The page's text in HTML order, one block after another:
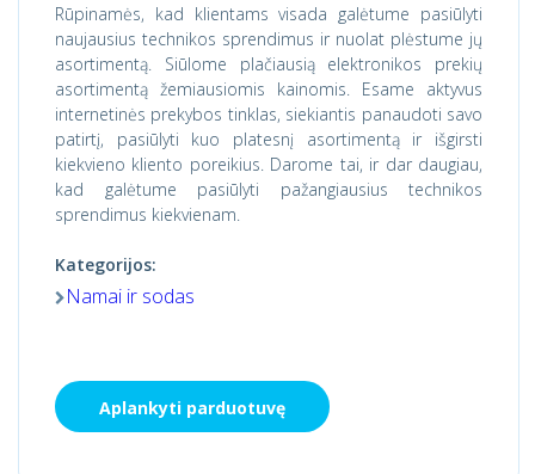
Rūpinamės, kad klientams visada galėtume pasiūlyti
naujausius technikos sprendimus ir nuolat plėstume jų
asortimentą. Siūlome plačiausią elektronikos prekių
asortimentą žemiausiomis kainomis. Esame aktyvus
internetinės prekybos tinklas, siekiantis panaudoti savo
patirtį, pasiūlyti kuo platesnį asortimentą ir išgirsti
kiekvieno kliento poreikius. Darome tai, ir dar daugiau,
kad galėtume pasiūlyti pažangiausius technikos
sprendimus kiekvienam.
Kategorijos:
Namai ir sodas
Aplankyti parduotuvę